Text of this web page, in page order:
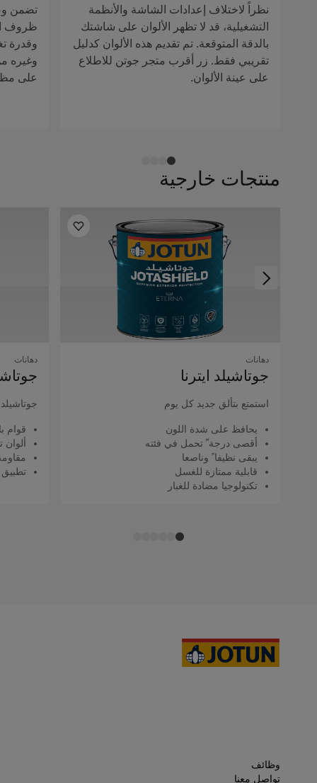
نظراً لاختلاف إعدادات الشاشة والأنظمة
التشغيلية، قد لا تظهر الألوان على شاشتك
بالدقة المتوقعة. تم تقديم هذه الألوان كدليل
تقريبي فقط. زر أقرب متجر جوتن للاطلاع
على عينة الألوان.
تضمن
ظروف
وقدرة
وغيره
على
منتجات خارجية
دهانات
جوتاشيلد اﻳﺘﺮﻧﺎ
استمتع بتألق جديد كل يوم
يحافظ على شدة اللون
أقصى درجة ّ تحمل في فئته
يبقى نظيفا ً وناصعا
قابلية ممتازة للغسل
تكنولوجيا مضادة للغبار
دهانات
جوتاشيلد
قوام
ألوان
وظائف
تواصل معنا